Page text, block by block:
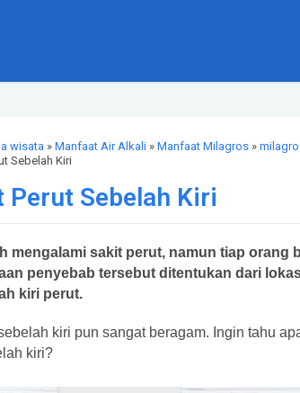
wisata » Manfaat Air Alkali » Manfaat Milagros »
Sebelah Kiri
Perut Sebelah Kiri
mengalami sakit perut, namun tiap orang
penyebab tersebut ditentukan dari
kiri perut.
kiri pun sangat beragam. Ingin tahu
kiri?